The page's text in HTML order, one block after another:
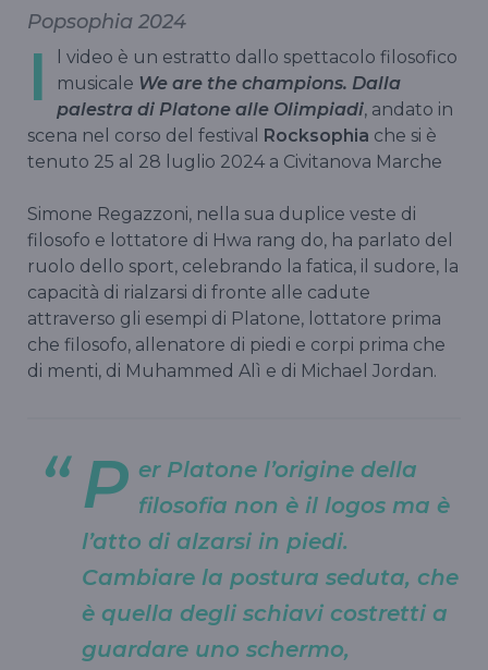
Popsophia 2024
I
l video è un estratto dallo spettacolo filosofico
musicale We are the champions. Dalla
palestra di Platone alle Olimpiadi, andato in
scena nel corso del festival Rocksophia che si è
tenuto 25 al 28 luglio 2024 a Civitanova Marche
Simone Regazzoni, nella sua duplice veste di
filosofo e lottatore di Hwa rang do, ha parlato del
ruolo dello sport, celebrando la fatica, il sudore, la
capacità di rialzarsi di fronte alle cadute
attraverso gli esempi di Platone, lottatore prima
che filosofo, allenatore di piedi e corpi prima che
di menti, di Muhammed Alì e di Michael Jordan.
P er Platone l’origine della
filosofia non è il logos ma è
l’atto di alzarsi in piedi.
Cambiare la postura seduta, che
è quella degli schiavi costretti a
guardare uno schermo,